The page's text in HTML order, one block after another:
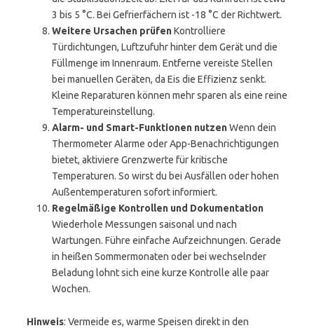
3 bis 5 °C. Bei Gefrierfächern ist -18 °C der Richtwert.
Weitere Ursachen prüfenKontrolliere
Türdichtungen, Luftzufuhr hinter dem Gerät und die
Füllmenge im Innenraum. Entferne vereiste Stellen
bei manuellen Geräten, da Eis die Effizienz senkt.
Kleine Reparaturen können mehr sparen als eine reine
Temperatureinstellung.
Alarm- und Smart-Funktionen nutzenWenn dein
Thermometer Alarme oder App-Benachrichtigungen
bietet, aktiviere Grenzwerte für kritische
Temperaturen. So wirst du bei Ausfällen oder hohen
Außentemperaturen sofort informiert.
Regelmäßige Kontrollen und Dokumentation
Wiederhole Messungen saisonal und nach
Wartungen. Führe einfache Aufzeichnungen. Gerade
in heißen Sommermonaten oder bei wechselnder
Beladung lohnt sich eine kurze Kontrolle alle paar
Wochen.
Hinweis: Vermeide es, warme Speisen direkt in den